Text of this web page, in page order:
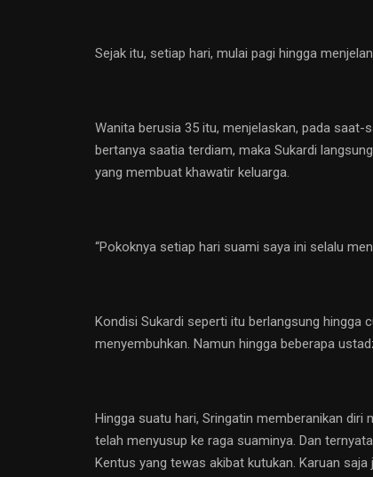
Sejak itu, setiap hari, mulai pagi hingga
Wanita berusia 35 itu, menjelaskan, pada
bertanya saatia terdiam, maka Sukardi
yang membuat khawatir keluarga.
“Pokoknya setiap hari suami saya ini selalu
Kondisi Sukardi seperti itu berlangsung hingga
menyembuhkan. Namun hingga beberapa
Hingga suatu hari, Sringatin memberanikan diri
telah menyusup ke raga suaminya. Dan
Kentus yang tewas akibat kutukan. Karuan